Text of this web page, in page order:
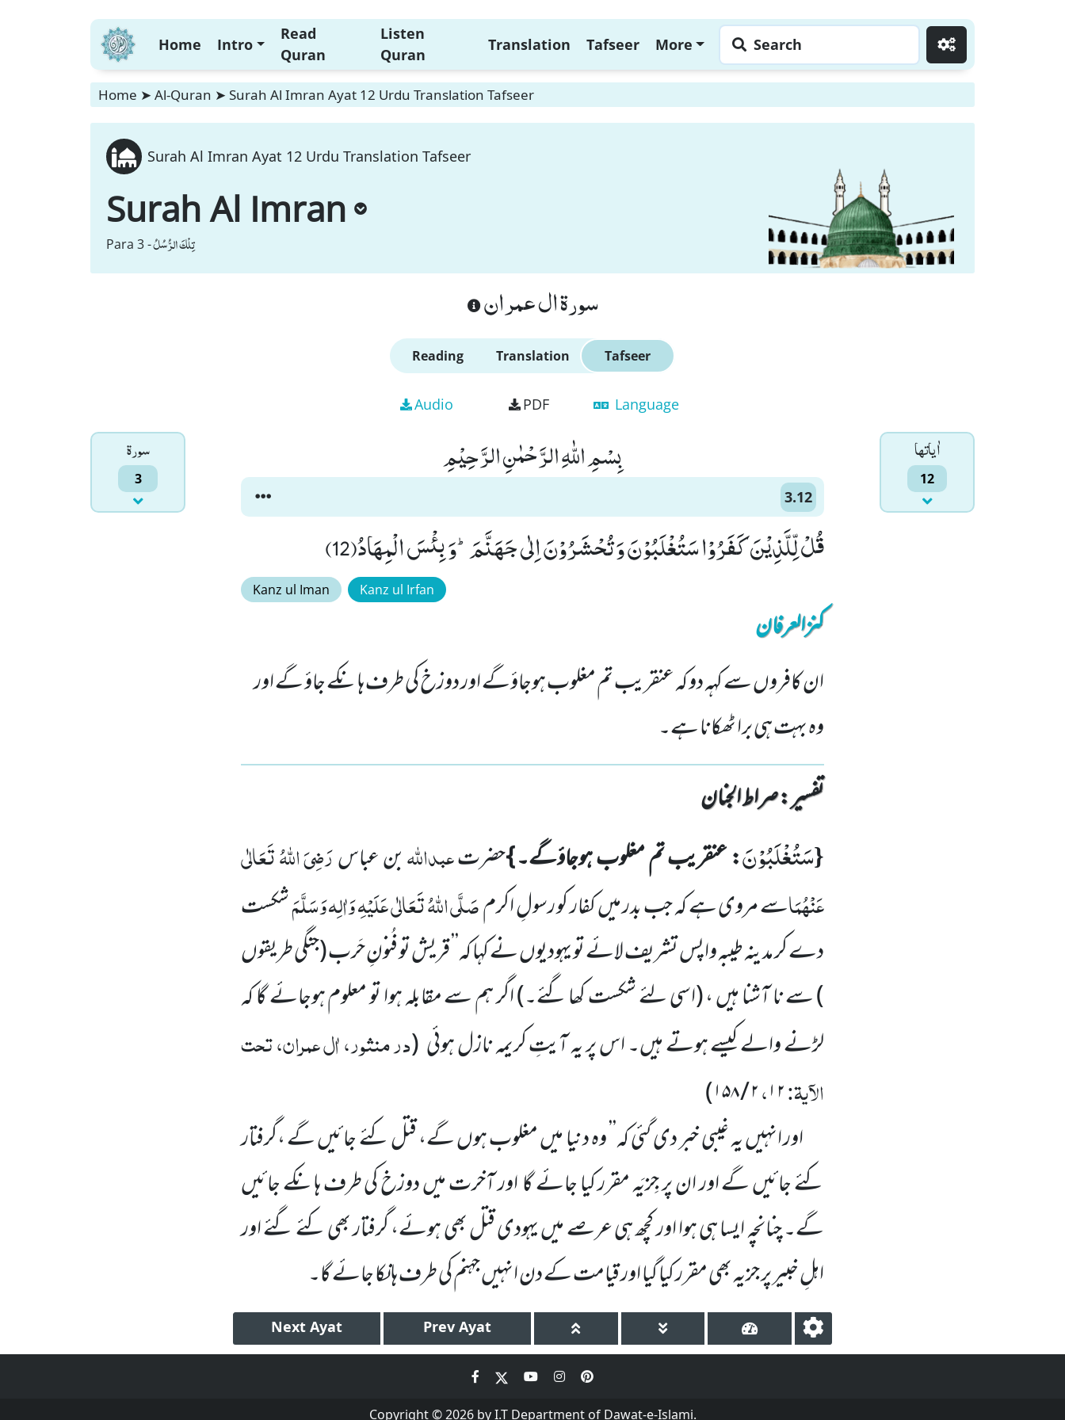
Home Intro
Read
Quran
Listen
Quran
Translation Tafseer More Search
Home ➤ Al-Quran ➤ Surah Al Imran Ayat 12 Urdu Translation Tafseer
Surah Al Imran Ayat 12 Urdu Translation Tafseer
Surah Al Imran
Para 3 -تِلْكَ الرُّسُلُ
سورة ال عمران
Reading Translation Tafseer
Audio PDF Language
سورۃ
3
اٰياتها
12
بِسْمِ اللّٰهِ الرَّحْمٰنِ الرَّحِیْمِ
3.12
قُلْ لِّلَّذِیْنَ كَفَرُوْا سَتُغْلَبُوْنَ وَ تُحْشَرُوْنَ اِلٰى جَهَنَّمَؕ-وَ بِئْسَ الْمِهَادُ(12)
Kanz ul Iman Kanz ul Irfan
کنزالعرفان
ان کافروں سے کہہ دو کہ عنقریب تم مغلوب ہوجاؤگے اور دوزخ کی طرف ہانکے جاؤ گے اور
وہ بہت ہی برا ٹھکانا ہے۔
تفسیر : ‎صراط الجنان
{سَتُغْلَبُوْنَ: عنقریب تم مغلوب ہوجاؤگے۔ }حضرتعبداللہبن عباسرَضِیَ اللہُ تَعَالٰی
عَنْہُمَاسے مروی ہے کہ جب بدر میں کفار کو رسولِ اکرمصَلَّی اللہُ تَعَالٰی عَلَیْہِ وَاٰلِہ وَسَلَّمَشکست
دے کر مدینہ طیبہ واپس تشریف لائے تو یہودیوں نے کہا کہ’’ قریش تو فُنونِ حَرب(جنگی طریقوں
)سے نا آشنا ہیں ،(اسی لئے شکست کھا گئے۔)اگر ہم سے مقابلہ ہوا تو معلوم ہوجائے گا کہ
لڑنے والے کیسے ہوتے ہیں۔ اس پر یہ آیتِ کریمہ نازل ہوئی (در منثور، اٰل عمران، تحت
الآیۃ:۱۲،۲/۱۵۸)
اور انہیں یہ غیبی خبر دی گئی کہ’’ وہ دنیا میں مغلوب ہوں گے، قتل کئے جائیں گے ،گرفتار
کئے جائیں گے اور ان پر جِزیَہ مقرر کیا جائے گااور آخرت میں دوزخ کی طرف ہانکے جائیں
گے۔ چنانچہ ایسا ہی ہوا اور کچھ ہی عرصے میں یہودی قتل بھی ہوئے، گرفتار بھی کئے گئے اور
اہلِ خبیر پر جزیہ بھی مقرر کیا گیا اور قیامت کے دن انہیں جہنم کی طرف ہانکا جائے گا۔
Next Ayat Prev Ayat
Copyright © 2026 by I.T Department of Dawat-e-Islami.